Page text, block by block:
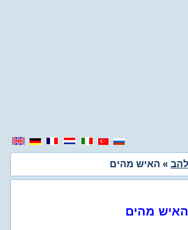
להב » האיש מהים
האיש מהים